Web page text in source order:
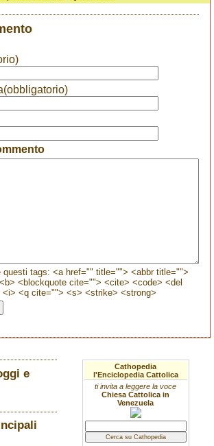
questi tags: <a href="" title=""> <abbr title="">
<blockquote cite=""> <cite> <code> <del
<q cite=""> <s> <strike> <strong>
e
Cathopedia
l'Enciclopedia Cattolica
ti invita a leggere la voce
Chiesa Cattolica in
Venezuela